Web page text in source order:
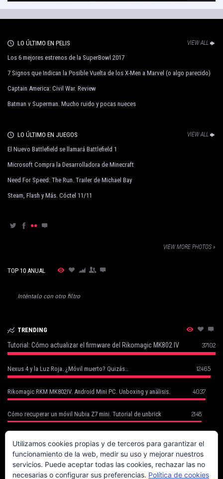
LO ÚLTIMO EN PELIS VIEW ALL
Los 6 mejores estrenos de la SuperBowl 2017
7 Signos que Indican la Posible Vuelta de los X-Men a Marvel (o algo parecido)
Captain America: Civil War. Review
Batman v Superman. Mucho ruido y pocas nueces
LO ÚLTIMO EN JUEGOS VIEW ALL
El Nuevo Battlefield se llamará Battlefield 1
Microsoft Compra la Desarrolladora de Minecraft
Need For Speed: The Run. Trailer de Michael Bay
Steam, Flash y Más. Cóctel 11/11
VIEW MORE PHOTOS »
TOP 10 ANUAL
Inténtalo con otro filtro
TRENDING
Tutorial: Cómo actualizar el firmware del Rikomagic MK802 IV 37102
Nexus 4 y la Luz Roja. ¿Móvil muerto? Quizás… 12465
Rikomagic RKM MK802IV. Android Mini PC. Unboxing y análisis. 4037
Cómo recuperar un móvil Nubia Z7 mini. Tutorial de unbrick 2148
real)
1752
Canon EOS 70D. La fiera del enfoque. 1702
Utilizamos cookies propias y de terceros para garantizar el
funcionamiento de la web, medir su uso y mejorar nuestros
servicios. Puede aceptar todas las cookies, rechazar las no
necesarias o configurar sus preferencias. Política de cookies